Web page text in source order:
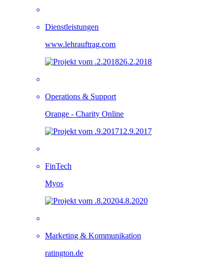
Dienstleistungen
www.lehrauftrag.com
26.2.2018
Operations & Support
Orange - Charity Online
12.9.2017
FinTech
Myos
4.8.2020
Marketing & Kommunikation
ratington.de